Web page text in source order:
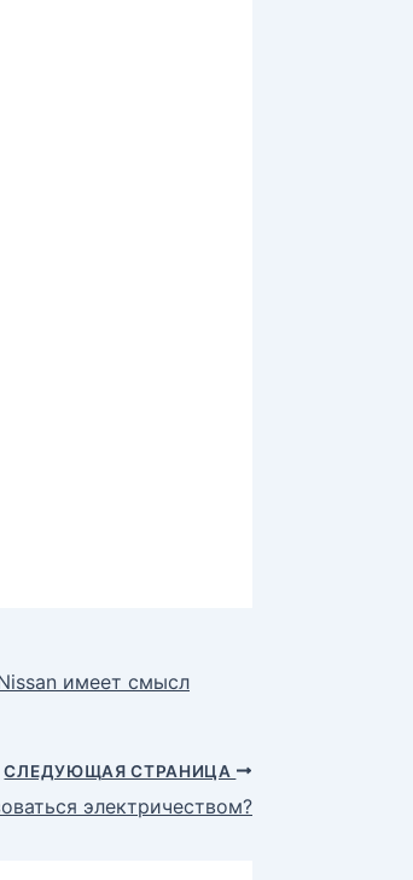
имеет смысл
СЛЕДУЮЩАЯ СТРАНИЦА
электричеством?